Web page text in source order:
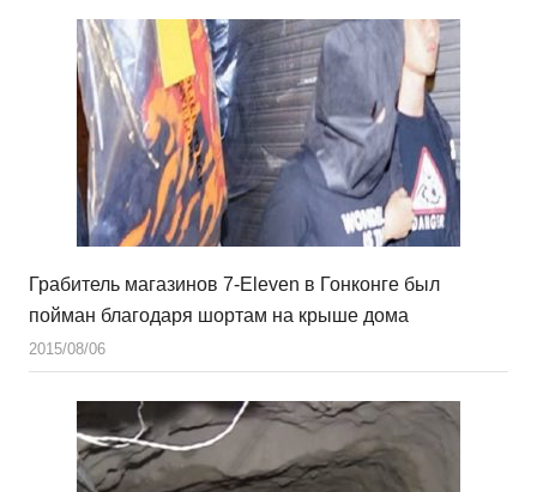
Грабитель магазинов 7-Eleven в Гонконге был
пойман благодаря шортам на крыше дома
2015/08/06